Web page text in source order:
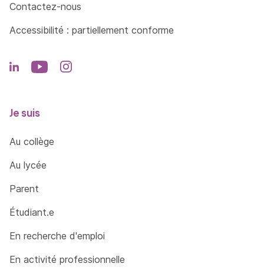
Contactez-nous
Accessibilité : partiellement conforme
Je suis
Au collège
Au lycée
Parent
Étudiant.e
En recherche d'emploi
En activité professionnelle